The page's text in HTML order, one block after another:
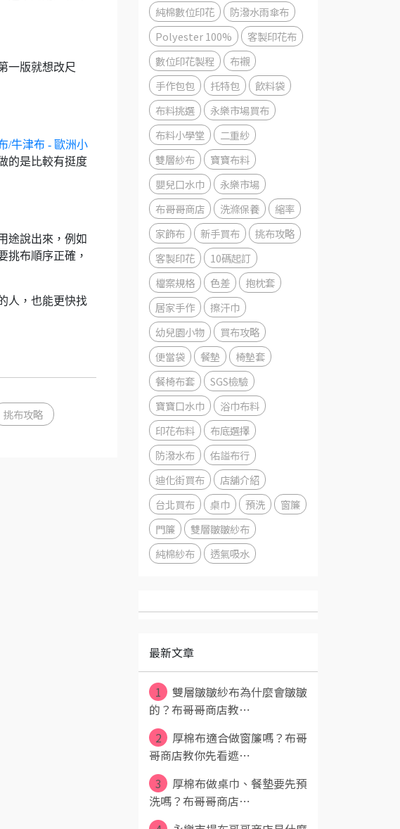
一版就想改尺
/牛津布 - 歐洲小
的是比較有挺度
途說出來，例如
挑布順序正確，
人，也能更快找
挑布攻略
純棉數位印花
防潑水雨傘布
Polyester 100%
客製印花布
數位印花製程
布襯
手作包包
托特包
飲料袋
布料挑選
永樂市場買布
布料小學堂
二重紗
雙層紗布
寶寶布料
嬰兒口水巾
永樂市場
布哥哥商店
洗滌保養
縮率
家飾布
新手買布
挑布攻略
客製印花
10碼起訂
檔案規格
色差
抱枕套
居家手作
擦汗巾
幼兒園小物
買布攻略
便當袋
餐墊
椅墊套
餐椅布套
SGS檢驗
寶寶口水巾
浴巾布料
印花布料
布底選擇
防潑水布
佑謚布行
迪化街買布
店舖介紹
台北買布
桌巾 預洗
窗簾
門簾
雙層皺皺紗布
純棉紗布
透氣吸水
最新文章
1
雙層皺皺紗布為什麼會皺皺
的？布哥哥商店教⋯
2
厚棉布適合做窗簾嗎？布哥
哥商店教你先看遮⋯
3
厚棉布做桌巾、餐墊要先預
洗嗎？布哥哥商店⋯